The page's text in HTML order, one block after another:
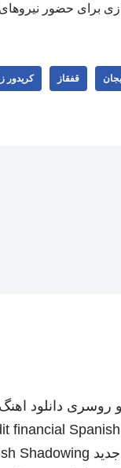
برای حضور
قفقاز کریدور
روسری دانلود
financial
Shadowing